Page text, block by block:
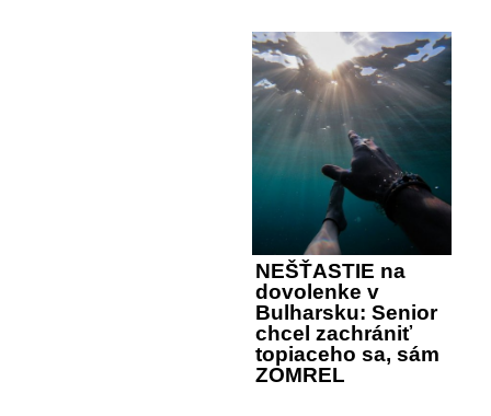
NEŠŤASTIE na
dovolenke v
Bulharsku: Senior
chcel zachrániť
topiaceho sa, sám
ZOMREL